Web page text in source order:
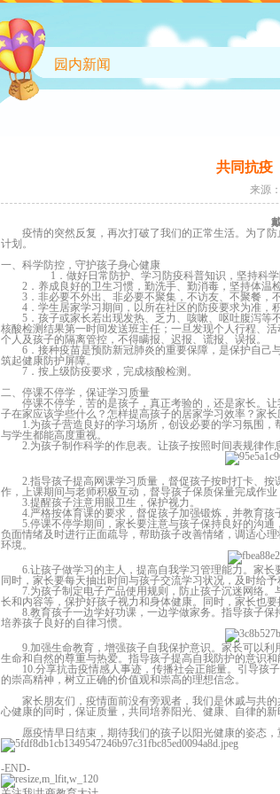
园内新闻
共同抗疫
来源
疫情的突然反复，再次打破了我们的正常生活。为了
计划。
一、科学防控，守护孩子身心健康
1．做好日常防护、学习防疫科普知识，坚持科
2．养成良好的卫生习惯，勤洗手、勤消毒，坚持体温
3．非必要不外出、非必要不聚集，不访友、不聚餐，
4．学生居家学习期间，以所在社区的防疫要求为准，
5．孩子或家长若出现发热、乏力、咳嗽、呕吐腹泻等
核酸检测结果第一时间发送班主任；一旦发现个人行程、
个人及孩子的隔离管控，不得瞒报、迟报、谎报、误报。
6．接种疫苗是预防新冠肺炎的重要保障，是保护自己
筑起健康防护屏障。
7．按上级防疫要求，完成核酸检测。
二、停课不停学，保证学习质量
停课不停学，苦的是孩子，真正考验的，还是家长。
子在家应该学些什么？怎样提高孩子的居家学习效率？家
1.为孩子营造良好的学习场所，创设必要的学习氛围
与学生都能高度重视。
2.为孩子制作科学的作息表。让孩子按照时间表规律
2.指导孩子提高网课学习质量，督促孩子按时打卡、
作，上课期间与老师积极互动，督导孩子保质保量完成作业
3.提醒孩子注意用眼卫生，保护视力。
4.严格按体育课的要求，督促孩子加强锻炼，并教育
5.停课不停学期间，家长要注意与孩子保持良好的沟
负面情绪及时进行正面疏导，帮助孩子改善情绪，调适心
环境。
6.让孩子做学习的主人，提高自我学习管理能力。家
同时，家长要每天抽出时间与孩子交流学习状况，及时给予
7.为孩子制定电子产品使用规则，防止孩子沉迷网络
长和内容等，保护好孩子视力和身体健康。同时，家长也
8.教育孩子一边学好功课，一边学做家务。指导孩子
培养孩子良好的自律习惯。
9.加强生命教育，增强孩子自我保护意识。家长可以
生命和自然的尊重与热爱。指导孩子提高自我防护的意识
10.分享抗击疫情感人事迹，传播社会正能量。引导孩
的崇高精神，树立正确的价值观和崇高的理想信念。
家长朋友们，疫情面前没有旁观者，我们是休戚与共
心健康的同时，保证质量，共同培养阳光、健康、自律的新
愿疫情早日结束，期待我们的孩子以阳光健康的姿态，
-END-